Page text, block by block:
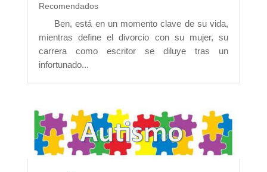
Recomendados
Ben, está en un momento clave de su vida,
mientras define el divorcio con su mujer, su
carrera como escritor se diluye tras un
infortunado...